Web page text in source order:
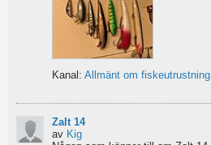
Kanal: Allmänt om fiskeutrustning
Zalt 14
av Kig